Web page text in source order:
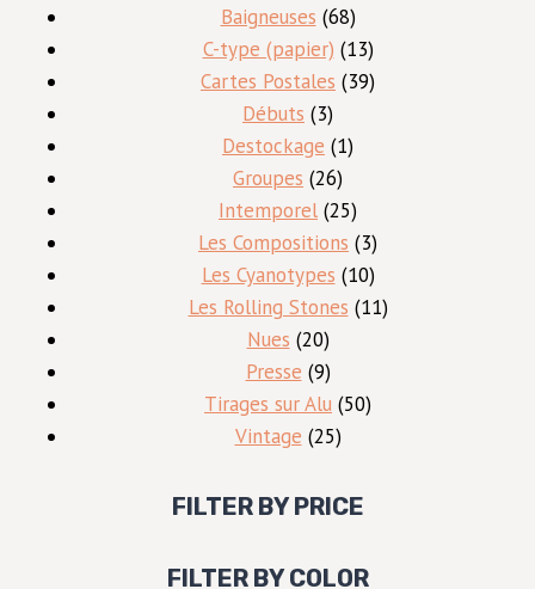
produits
Baigneuses 6868
produits
C-type (papier) 1313
produits
Cartes Postales 3939
Débuts 33
produits
Destockage 11
Groupes 2626
produits
Intemporel 2525
produits
Les Compositions 33
produits
Les Cyanotypes 1010
produits
Les Rolling Stones 1111
Nues 2020
produits
Presse 99
produits
Tirages sur Alu 5050
Vintage 2525
FILTER BY PRICE
FILTER BY COLOR